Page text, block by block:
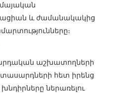
և ժամանակակից
աշխատողների
հետ իրենց
ներառելու